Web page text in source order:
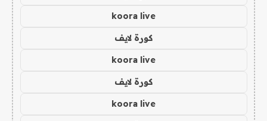
koora live
كورة لايف
koora live
كورة لايف
koora live